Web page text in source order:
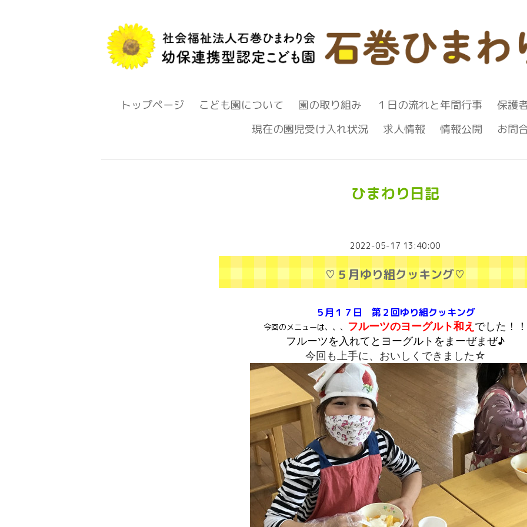
トップページ こども園について 園の取り組み １日の流れと年間行事
保護
現在の園児受け入れ状況
求人情報 情報公開 お問
ひまわり日記
2022-05-17 13:40:00
♡５月ゆり組クッキング♡
５月１７日 第２回ゆり組クッキング
今回のメニューは、、、 フルーツのヨーグルト和え でした！！
フルーツを入れてとヨーグルトをまーぜまぜ♪
今回も上手に、おいしくできました☆